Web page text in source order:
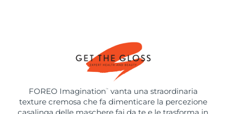
FOREO Imagination ™
vanta una straordinaria
texture cremosa che fa dimenticare la percezione